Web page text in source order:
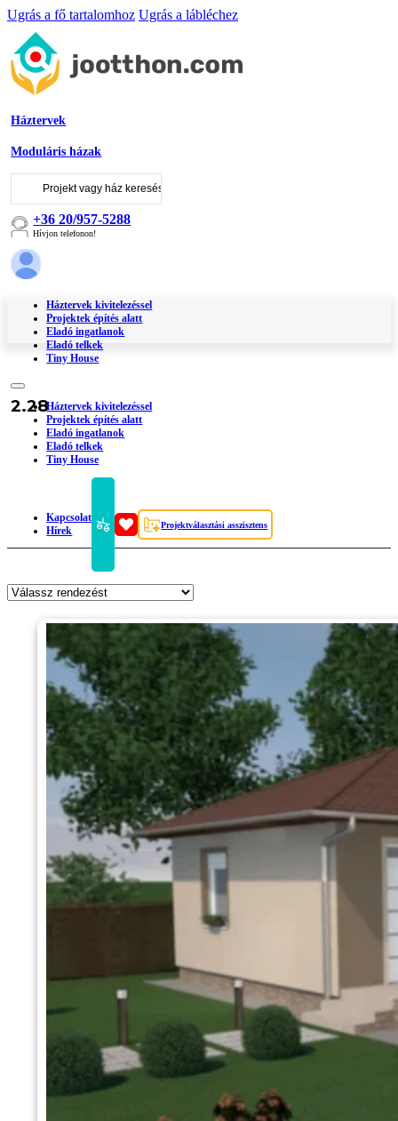
Ugrás a fő tartalomhoz Ugrás a lábléchez
Háztervek
Moduláris házak
+36 20/957-5288
Hívjon telefonon!
Háztervek kivitelezéssel
Projektek építés alatt
Eladó ingatlanok
Eladó telkek
Tiny House
Háztervek kivitelezéssel
Projektek építés alatt
Eladó ingatlanok
Eladó telkek
Tiny House
Kapcsolat
Hírek
Projektválasztási asszisztens
2.28